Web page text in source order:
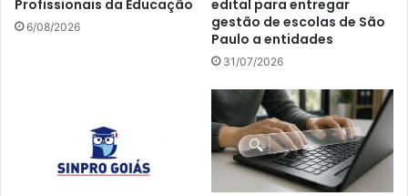
Profissionais da Educação
6/08/2026
edital para entregar
gestão de escolas de São
Paulo a entidades
31/07/2026